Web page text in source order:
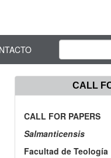
CALL
CALL FOR PAPERS
Salmanticensis
Facultad de Teología